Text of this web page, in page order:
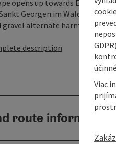
opens up towards Ebenet,
Georgen im Walde.
alternate harmoniously.
description
route information
Viac